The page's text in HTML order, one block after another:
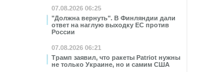
07.08.2026 06:25
"Должна вернуть". В Финляндии дали
ответ на наглую выходку ЕС против
России
07.08.2026 06:21
Трамп заявил, что ракеты Patriot нужны
не только Украине, но и самим США